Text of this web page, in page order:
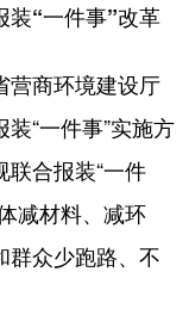
“一件事”改革
商环境建设厅
“一件事”实施方
合报装“一件
减材料、减环
群众少跑路、不